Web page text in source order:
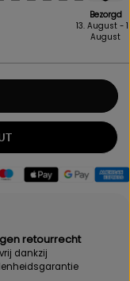
Bezorgd
13. August -
August
retourrecht
dankzij